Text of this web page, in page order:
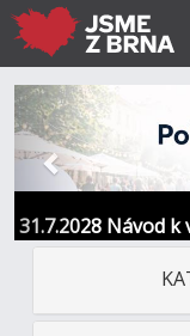
31.7.2028 Návod
kontakt
Předchozí